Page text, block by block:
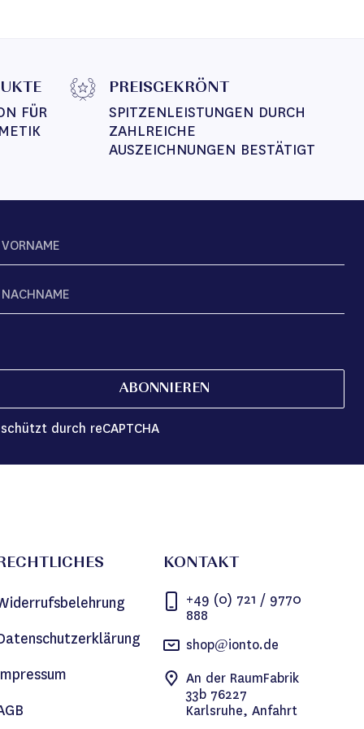
FÜR
PREISGEKRÖNT
SPITZENLEISTUNGEN DURCH
ZAHLREICHE
AUSZEICHNUNGEN BESTÄTIGT
ABONNIEREN
durch reCAPTCHA
KONTAKT
+49 (0) 721 / 9770
888
shop@ionto.de
An der RaumFabrik
33b 76227
Karlsruhe, Anfahrt